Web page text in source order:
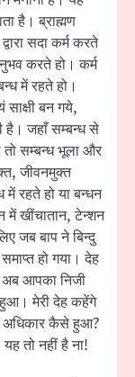
है। ब्राह्मण
सदा कर्म करते
करते हो। कर्म
में रहते हो।
साक्षी बन गये,
है। जहाँ सम्बन्ध से
तो सम्बन्ध भूला और
जीवनमुक्त
रहते हो या बन्धन
में खींचातान, टेन्शन
जब बाप ने बिन्दु
हो गया। देह
अब आपका निजी
हुआ। मेरी देह कहेंगे
अधिकार कैसे हुआ?
तो नहीं है ना!